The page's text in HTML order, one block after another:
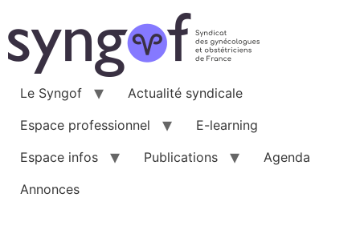
au
contenu
Le Syngof
Actualité syndicale
Espace professionnel
E-learning
Espace infos
Publications
Agenda
Annonces